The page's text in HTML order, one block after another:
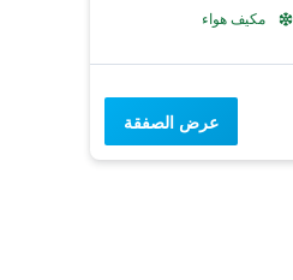
مكيف هواء
عرض الصفقة